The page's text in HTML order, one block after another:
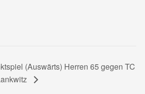
(Auswärts) Herren 65 gegen TC